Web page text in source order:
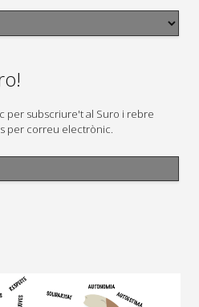
per subscriure't al Suro i rebre
per correu electrònic.